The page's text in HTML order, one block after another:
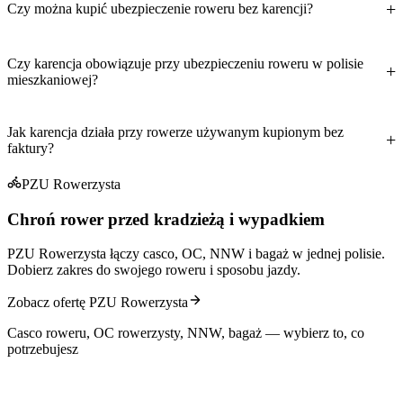
Czy można kupić ubezpieczenie roweru bez karencji?
Czy karencja obowiązuje przy ubezpieczeniu roweru w polisie
mieszkaniowej?
Jak karencja działa przy rowerze używanym kupionym bez
faktury?
PZU Rowerzysta
Chroń rower przed kradzieżą i wypadkiem
PZU Rowerzysta łączy casco, OC, NNW i bagaż w jednej polisie.
Dobierz zakres do swojego roweru i sposobu jazdy.
Zobacz ofertę PZU Rowerzysta
Casco roweru, OC rowerzysty, NNW, bagaż — wybierz to, co
potrzebujesz